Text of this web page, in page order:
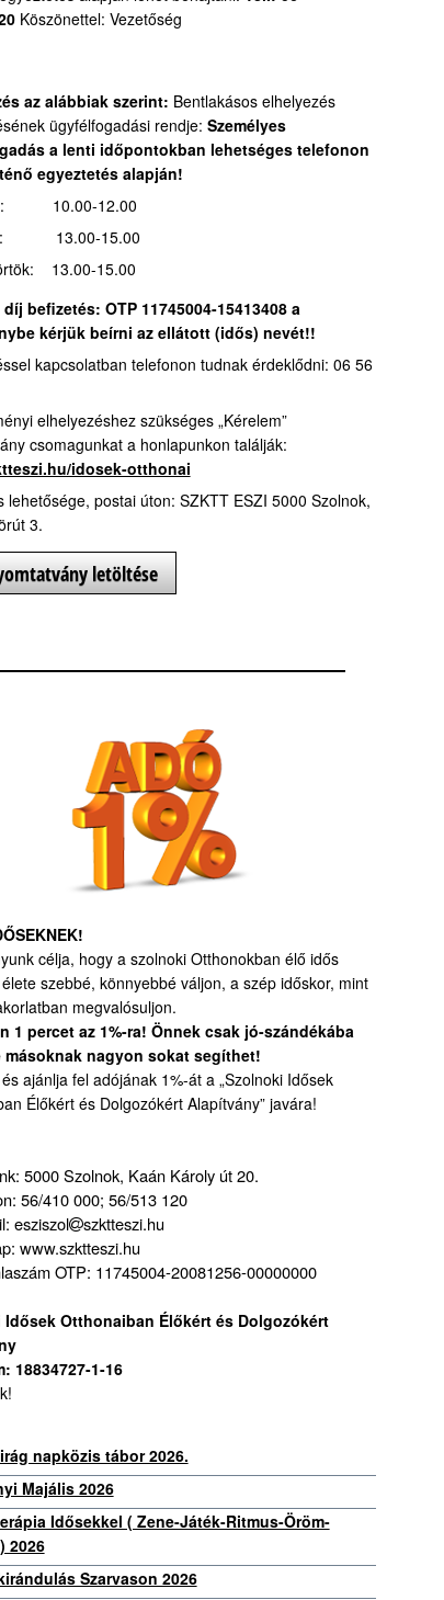
Köszönettel: Vezetőség
az alábbiak szerint: Bentlakásos elhelyezés
ügyfélfogadási rendje: Személyes
a lenti időpontokban lehetséges telefonon
egyeztetés alapján!
10.00-12.00
13.00-15.00
13.00-15.00
díj befizetés: OTP 11745004-15413408 a
kérjük beírni az ellátott (idős) nevét!!
kapcsolatban telefonon tudnak érdeklődni: 06 56
elhelyezéshez szükséges „Kérelem”
csomagunkat a honlapunkon találják:
idosek-otthonai
lehetősége, postai úton: SZKTT ESZI 5000 Szolnok,
3.
letöltése
célja, hogy a szolnoki Otthonokban élő idős
szebbé, könnyebbé váljon, a szép időskor, mint
megvalósuljon.
1 percet az 1%-ra! Önnek csak jó-szándékába
másoknak nagyon sokat segíthet!
ajánlja fel adójának 1%-át a „Szolnoki Idősek
Élőkért és Dolgozókért Alapítvány” javára!
5000 Szolnok, Kaán Károly út 20.
56/410 000; 56/513 120
esziszol
szktteszi.hu
www.szktteszi.hu
OTP: 11745004-20081256-00000000
Idősek Otthonaiban Élőkért és Dolgozókért
18834727-1-16
napközis tábor 2026.
Majális 2026
Idősekkel ( Zene-Játék-Ritmus-Öröm-
2026
Szarvason 2026